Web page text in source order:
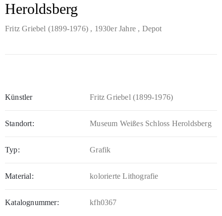
Heroldsberg
Fritz Griebel (1899-1976) , 1930er Jahre , Depot
Künstler Fritz Griebel (1899-1976)
Standort: Museum Weißes Schloss Heroldsberg
Typ: Grafik
Material: kolorierte Lithografie
Katalognummer: kfh0367